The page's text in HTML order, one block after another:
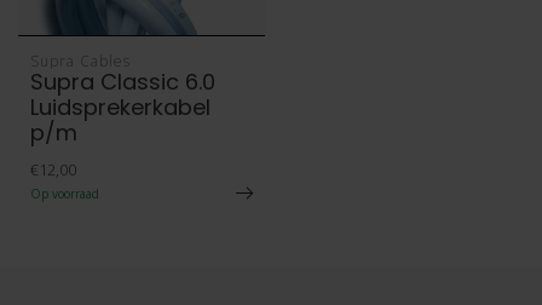
Supra Cables
Supra Classic 6.0
Luidsprekerkabel
p/m
€12,00
Op voorraad